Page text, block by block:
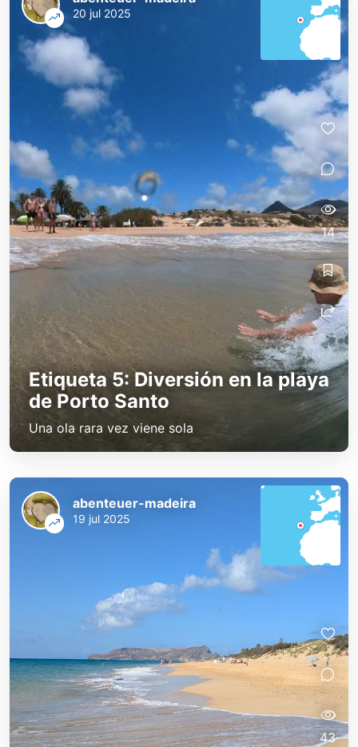
Etiqueta 5: Diversión en la playa
de Porto Santo
Una ola rara vez viene sola
20 jul 2025
14
abenteuer-madeira
19 jul 2025
43